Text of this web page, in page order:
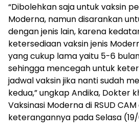
“Dibolehkan saja untuk vaksin
Moderna, namun disarankan
dengan jenis lain, karena
ketersediaan vaksin jenis
yang cukup lama yaitu 5-6
sehingga mencegah untuk
jadwal vaksin jika nanti sudah
kedua,” ungkap Andika, Dokter
Vaksinasi Moderna di RSUD
keterangannya pada Selasa